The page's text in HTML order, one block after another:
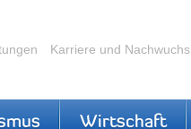
Karriere und
Wirtschaft